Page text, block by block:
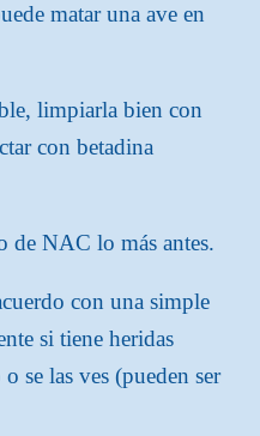
matar una ave en
limpiarla bien con
con betadina
de NAC lo más antes.
con una simple
si tiene heridas
se las ves (pueden ser